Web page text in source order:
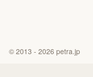
© 2013 - 2026 petra.jp